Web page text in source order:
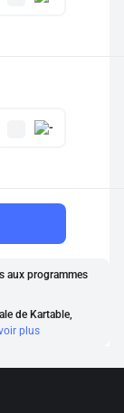
aux programmes
de Kartable,
plus